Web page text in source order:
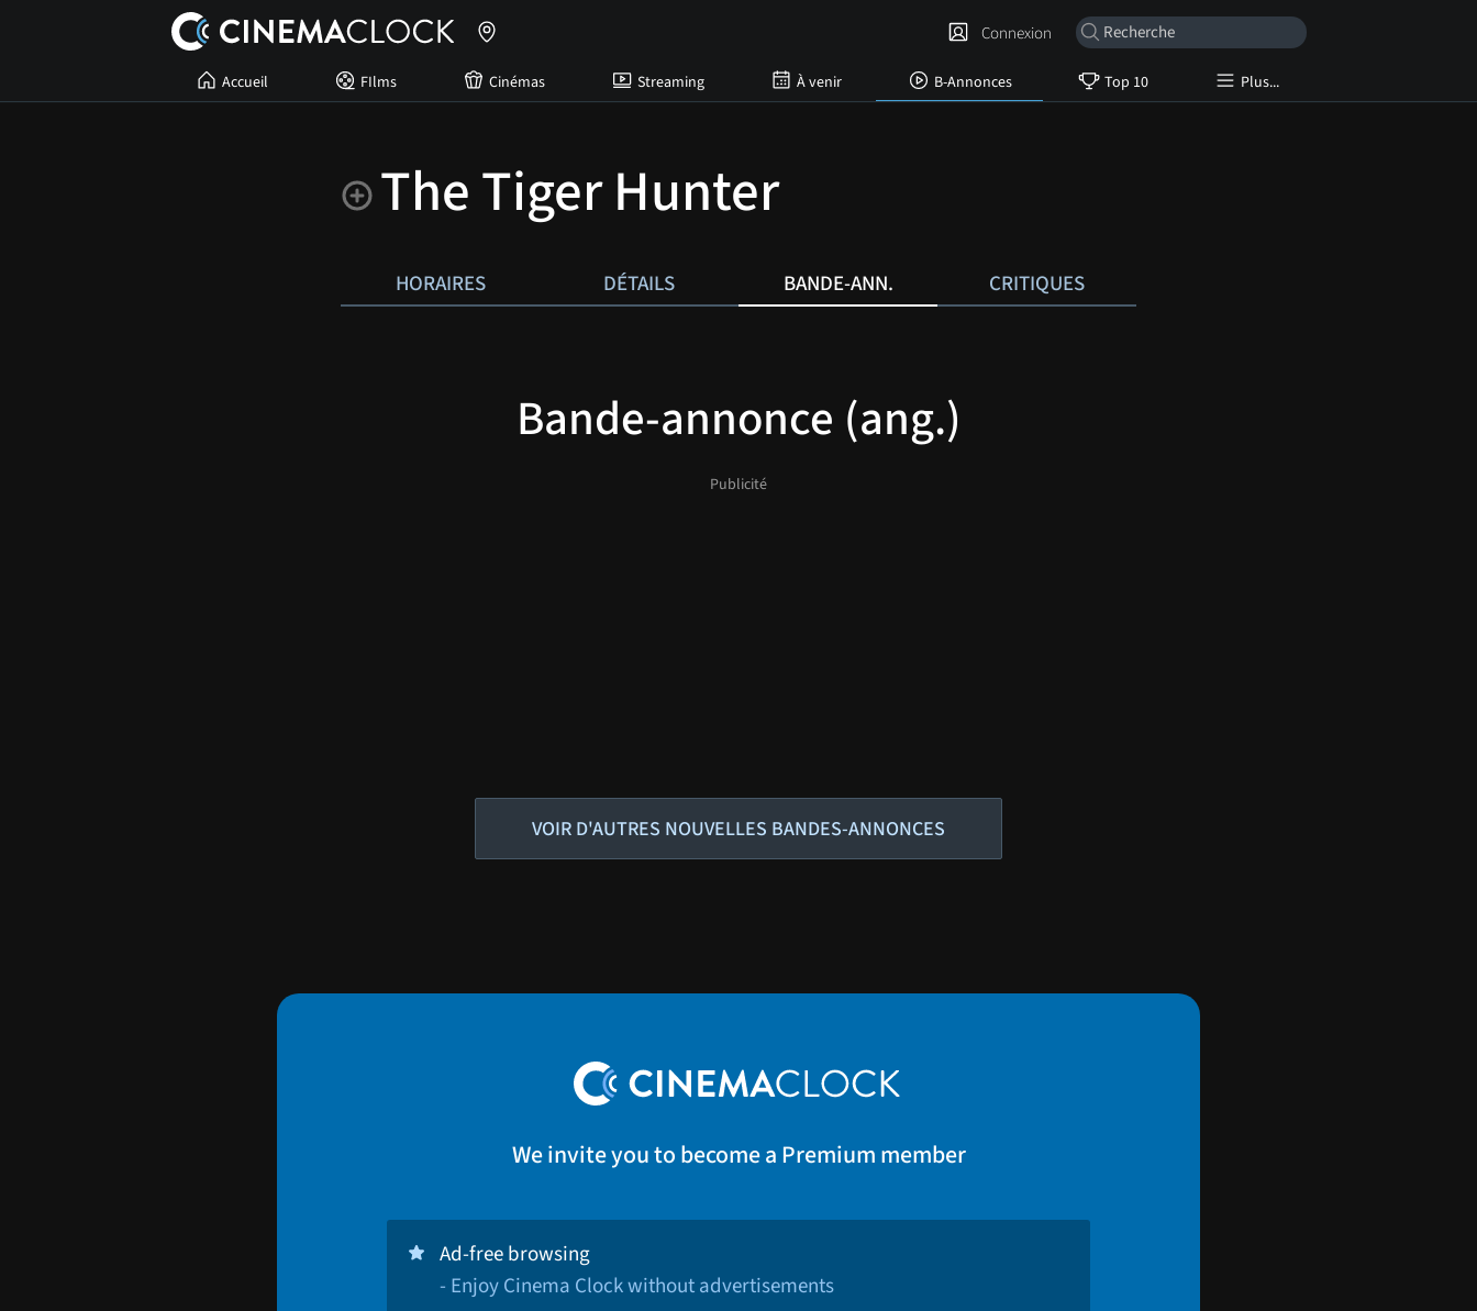
Accueil FIlms Cinémas Streaming À venir B-Annonces Top 10 Plus...
Connexion
The Tiger Hunter
HORAIRES DÉTAILS BANDE-ANN. CRITIQUES
Bande-annonce (ang.)
VOIR D'AUTRES NOUVELLES BANDES-ANNONCES
We invite you to become a Premium member
Ad-free browsing
- Enjoy Cinema Clock without advertisements